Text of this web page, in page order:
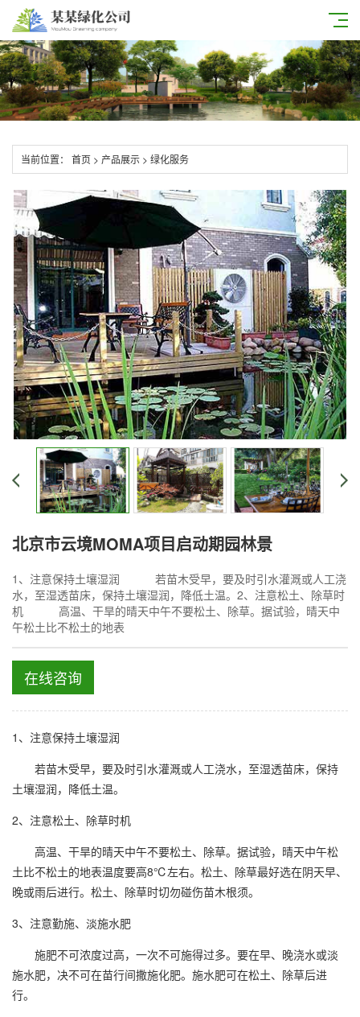
当前位置： 首页 > 产品展示 > 绿化服务
北京市云境MOMA项目启动期园林景
1、注意保持土壤湿润 若苗木受早，要及时引水灌溉或人工浇
水，至湿透苗床，保持土壤湿润，降低土温。2、注意松土、除草时
机 高温、干旱的晴天中午不要松土、除草。据试验，晴天中
午松土比不松土的地表
在线咨询
1、注意保持土壤湿润
若苗木受早，要及时引水灌溉或人工浇水，至湿透苗床，保持
土壤湿润，降低土温。
2、注意松土、除草时机
高温、干旱的晴天中午不要松土、除草。据试验，晴天中午松
土比不松土的地表温度要高8℃左右。松土、除草最好选在阴天早、
晚或雨后进行。松土、除草时切勿碰伤苗木根须。
3、注意勤施、淡施水肥
施肥不可浓度过高，一次不可施得过多。要在早、晚浇水或淡
施水肥，决不可在苗行间撒施化肥。施水肥可在松土、除草后进
行。